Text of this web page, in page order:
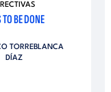
TO BE DONE
TORREBLANCA
DÍAZ